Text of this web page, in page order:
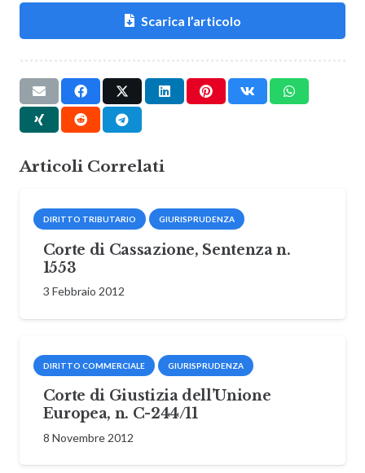
Scarica l’articolo
Articoli Correlati
DIRITTO TRIBUTARIO GIURISPRUDENZA
Corte di Cassazione, Sentenza n.
1553
3 Febbraio 2012
DIRITTO COMMERCIALE GIURISPRUDENZA
Corte di Giustizia dell’Unione
Europea, n. C-244/11
8 Novembre 2012